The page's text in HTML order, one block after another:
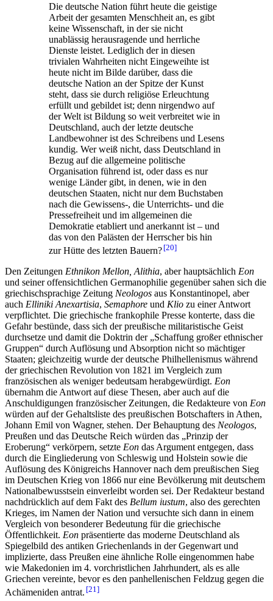
Die deutsche Nation führt heute die geistige
Arbeit der gesamten Menschheit an, es gibt
keine Wissenschaft, in der sie nicht
unablässig herausragende und herrliche
Dienste leistet. Lediglich der in diesen
trivialen Wahrheiten nicht Eingeweihte ist
heute nicht im Bilde darüber, dass die
deutsche Nation an der Spitze der Kunst
steht, dass sie durch religiöse Erleuchtung
erfüllt und gebildet ist; denn nirgendwo auf
der Welt ist Bildung so weit verbreitet wie in
Deutschland, auch der letzte deutsche
Landbewohner ist des Schreibens und Lesens
kundig. Wer weiß nicht, dass Deutschland in
Bezug auf die allgemeine politische
Organisation führend ist, oder dass es nur
wenige Länder gibt, in denen, wie in den
deutschen Staaten, nicht nur dem Buchstaben
nach die Gewissens-, die Unterrichts- und die
Pressefreiheit und im allgemeinen die
Demokratie etabliert und anerkannt ist – und
das von den Palästen der Herrscher bis hin
zur Hütte des letzten Bauern? 20
Den Zeitungen Ethnikon Mellon, Alithia, aber hauptsächlich Eon
und seiner offensichtlichen Germanophilie gegenüber sahen sich die
griechischsprachige Zeitung Neologos aus Konstantinopel, aber
auch Elliniki Anexartisia, Semaphore und Klio zu einer Antwort
verpflichtet. Die griechische frankophile Presse konterte, dass die
Gefahr bestünde, dass sich der preußische militaristische Geist
durchsetze und damit die Doktrin der „Schaffung großer ethnischer
Gruppen“ durch Auflösung und Absorption nicht so mächtiger
Staaten; gleichzeitig wurde der deutsche Philhellenismus während
der griechischen Revolution von 1821 im Vergleich zum
französischen als weniger bedeutsam herabgewürdigt. Eon
übernahm die Antwort auf diese Thesen, aber auch auf die
Anschuldigungen französischer Zeitungen, die Redakteure von Eon
würden auf der Gehaltsliste des preußischen Botschafters in Athen,
Johann Emil von Wagner, stehen. Der Behauptung des Neologos,
Preußen und das Deutsche Reich würden das „Prinzip der
Eroberung“ verkörpern, setzte Eon das Argument entgegen, dass
durch die Eingliederung von Schleswig und Holstein sowie die
Auflösung des Königreichs Hannover nach dem preußischen Sieg
im Deutschen Krieg von 1866 nur eine Bevölkerung mit deutschem
Nationalbewusstsein einverleibt worden sei. Der Redakteur bestand
nachdrücklich auf dem Fakt des Bellum iustum, also des gerechten
Krieges, im Namen der Nation und versuchte sich dann in einem
Vergleich von besonderer Bedeutung für die griechische
Öffentlichkeit. Eon präsentierte das moderne Deutschland als
Spiegelbild des antiken Griechenlands in der Gegenwart und
implizierte, dass Preußen eine ähnliche Rolle eingenommen habe
wie Makedonien im 4. vorchristlichen Jahrhundert, als es alle
Griechen vereinte, bevor es den panhellenischen Feldzug gegen die
Achämeniden antrat. 21